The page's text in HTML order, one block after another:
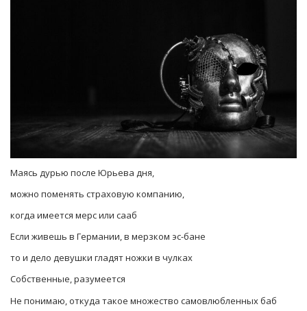
Маясь дурью после Юрьева дня,
можно поменять страховую компанию,
когда имеется мерс или сааб
Если живешь в Германии, в мерзком эс-бане
то и дело девушки гладят ножки в чулках
Собственные, разумеется
Не понимаю, откуда такое множество самовлюбленных баб